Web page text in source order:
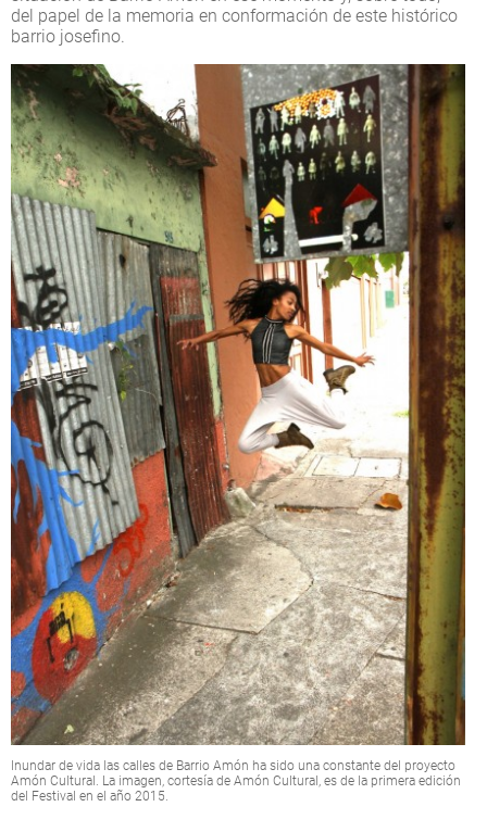
del papel de la memoria en conformación de este histórico
barrio josefino.
Inundar de vida las calles de Barrio Amón ha sido una constante del proyecto
Amón Cultural. La imagen, cortesía de Amón Cultural, es de la primera edición
del Festival en el año 2015.